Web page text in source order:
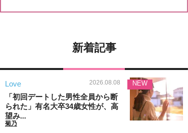
新着記事
Love 2026.08.08
「初回デートした男性全員から断
られた」有名大卒34歳女性が、高
望み...
菊乃
NEW